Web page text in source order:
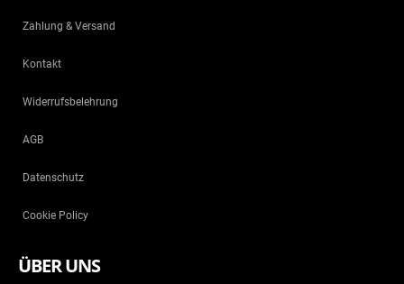
Zahlung & Versand
Kontakt
Widerrufsbelehrung
AGB
Datenschutz
Cookie Policy
ÜBER UNS